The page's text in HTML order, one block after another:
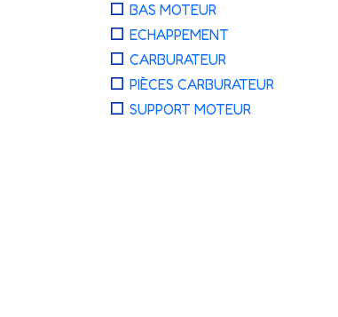
BAS MOTEUR
ECHAPPEMENT
CARBURATEUR
PIÈCES CARBURATEUR
SUPPORT MOTEUR